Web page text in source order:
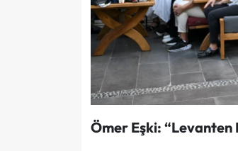
Ömer Eşki: “Levanten